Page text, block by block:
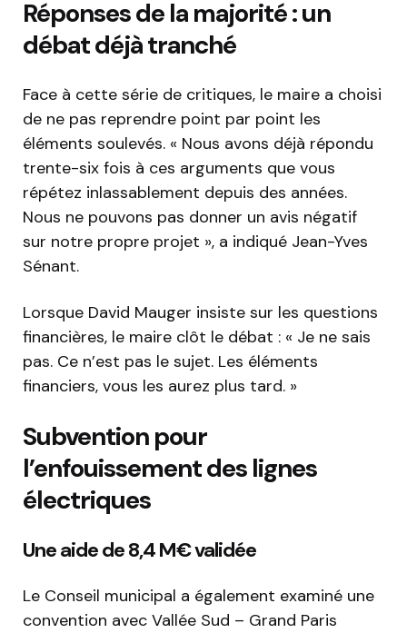
Réponses de la majorité : un
débat déjà tranché
Face à cette série de critiques, le maire a choisi
de ne pas reprendre point par point les
éléments soulevés. « Nous avons déjà répondu
trente-six fois à ces arguments que vous
répétez inlassablement depuis des années.
Nous ne pouvons pas donner un avis négatif
sur notre propre projet », a indiqué Jean-Yves
Sénant.
Lorsque David Mauger insiste sur les questions
financières, le maire clôt le débat : « Je ne sais
pas. Ce n’est pas le sujet. Les éléments
financiers, vous les aurez plus tard. »
Subvention pour
l’enfouissement des lignes
électriques
Une aide de 8,4 M€ validée
Le Conseil municipal a également examiné une
convention avec Vallée Sud – Grand Paris